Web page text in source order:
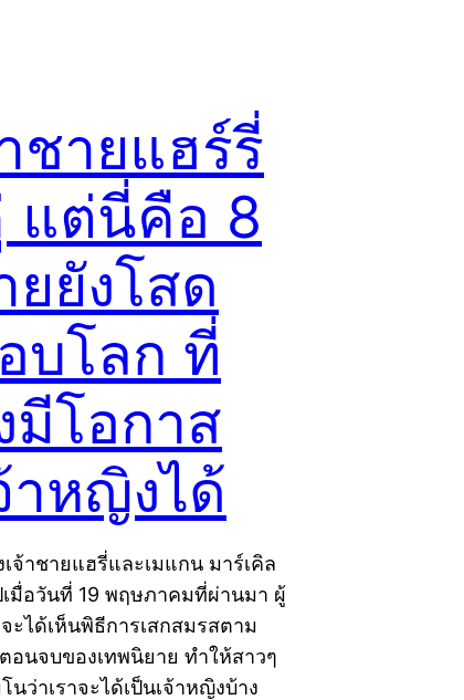
ชายแฮร์รี่
แต่นี่คือ 8
ยยังโสด
บโลก ที่
โอกาส
าหญิงได้
จ้าชายแฮรี่และเมแกน มาร์เคิล
เมื่อวันที่ 19 พฤษภาคมที่ผ่านมา ผู้
ะได้เห็นพิธีการเสกสมรสตาม
อนจบของเทพนิยาย ทำให้สาวๆ
นว่าเราจะได้เป็นเจ้าหญิงบ้าง